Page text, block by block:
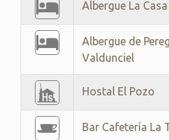
Albergue La
Albergue de
Valdunciel
Hostal El Pozo
Bar Cafetería La